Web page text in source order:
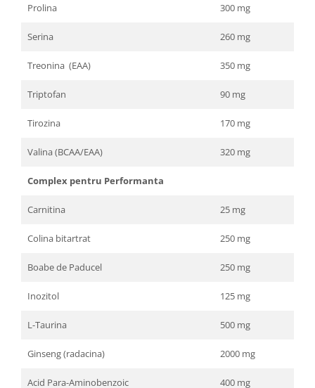
Prolina 300 mg
Serina 260 mg
Treonina (EAA) 350 mg
Triptofan 90 mg
Tirozina 170 mg
Valina (BCAA/EAA) 320 mg
Complex pentru Performanta
Carnitina 25 mg
Colina bitartrat 250 mg
Boabe de Paducel 250 mg
Inozitol 125 mg
L-Taurina 500 mg
Ginseng (radacina) 2000 mg
Acid Para-Aminobenzoic 400 mg